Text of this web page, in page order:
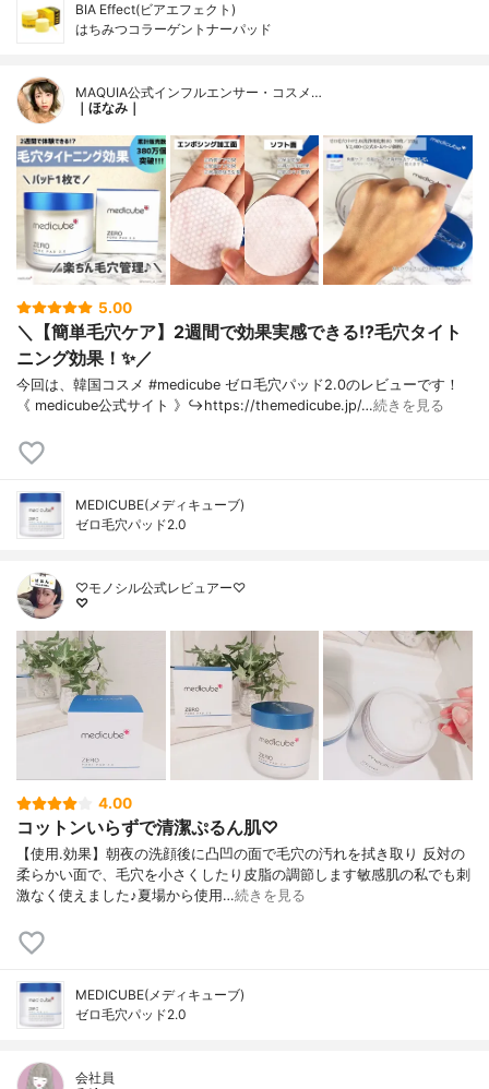
BIA Effect(ビアエフェクト)
はちみつコラーゲントナーパッド
MAQUIA公式インフルエンサー・コスメ…
｜ほなみ｜
5.00
＼【簡単毛穴ケア】2週間で効果実感できる!?毛穴タイト
ニング効果！✨／
今回は、韓国コスメ #medicube ゼロ毛穴パッド2.0のレビューです！
《 medicube公式サイト 》↪︎https://themedicube.jp/…続きを見る
MEDICUBE(メディキューブ)
ゼロ毛穴パッド2.0
♡モノシル公式レビュアー♡
♡
4.00
コットンいらずで清潔ぷるん肌♡
【使用.効果】朝夜の洗顔後に凸凹の面で毛穴の汚れを拭き取り 反対の
柔らかい面で、毛穴を小さくしたり皮脂の調節します敏感肌の私でも刺
激なく使えました♪夏場から使用…続きを見る
MEDICUBE(メディキューブ)
ゼロ毛穴パッド2.0
会社員